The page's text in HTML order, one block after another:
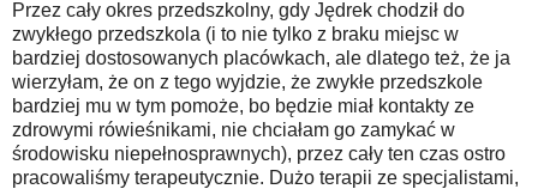
Przez cały okres przedszkolny, gdy Jędrek chodził do
zwykłego przedszkola (i to nie tylko z braku miejsc w
bardziej dostosowanych placówkach, ale dlatego też, że ja
wierzyłam, że on z tego wyjdzie, że zwykłe przedszkole
bardziej mu w tym pomoże, bo będzie miał kontakty ze
zdrowymi rówieśnikami, nie chciałam go zamykać w
środowisku niepełnosprawnych), przez cały ten czas ostro
pracowaliśmy terapeutycznie. Dużo terapii ze specjalistami,